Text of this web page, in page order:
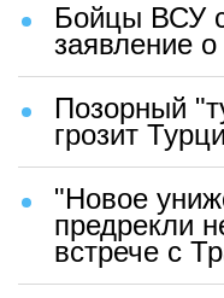
Бойцы ВСУ
заявление
Позорный
грозит
"Новое
предрекли
встрече с